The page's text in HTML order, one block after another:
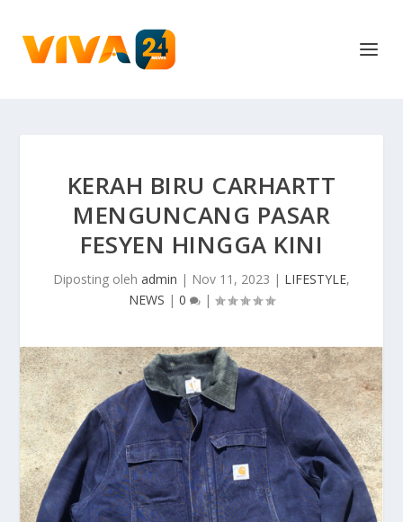
KERAH BIRU CARHARTT
MENGUNCANG PASAR
FESYEN HINGGA KINI
Diposting oleh admin | Nov 11, 2023 | LIFESTYLE,
NEWS | 0 |